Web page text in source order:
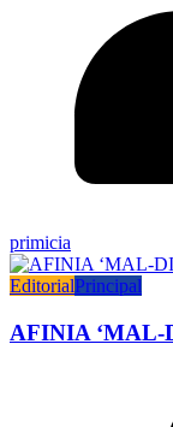
primicia
EditorialPrincipal
AFINIA ‘MAL-